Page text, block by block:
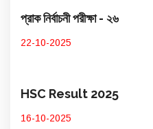
প্রাক নির্বাচনী পরীক্ষা - ২৬
22-10-2025
HSC Result 2025
16-10-2025